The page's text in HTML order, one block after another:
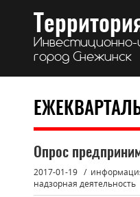
город Снежинск
Опрос
2017-01-19
надзорная деятельность